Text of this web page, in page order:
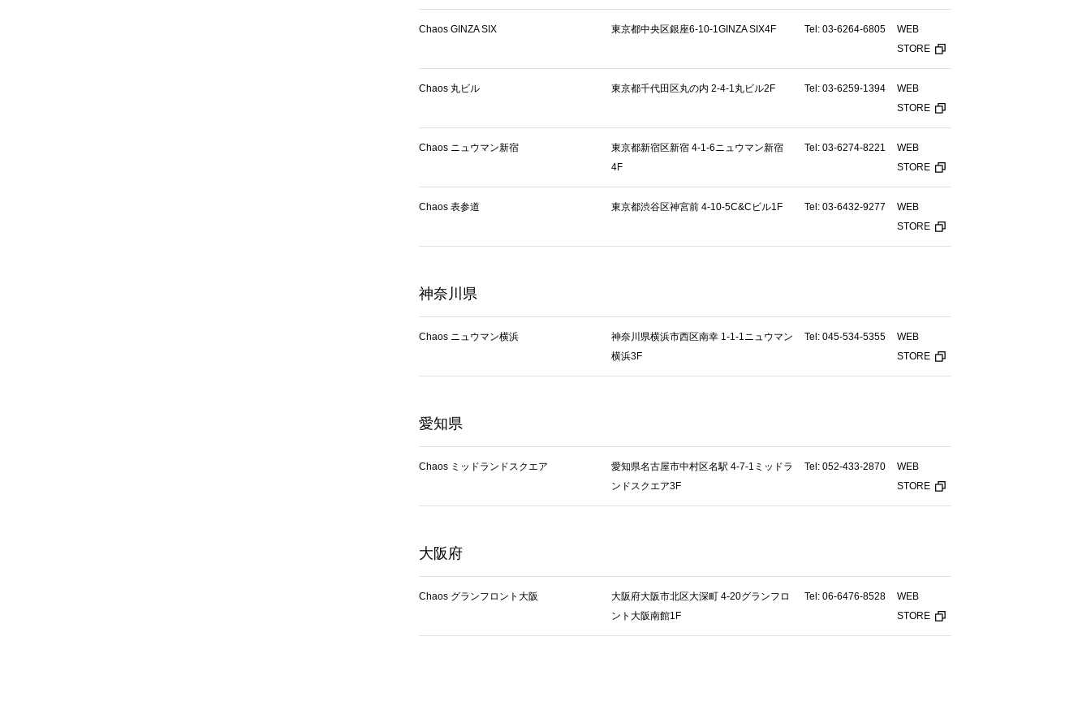
Chaos GINZA SIX 東京都中央区銀座6-10-1GINZA SIX4F Tel: 03-6264-6805
WEB
STORE
Chaos 丸ビル 東京都千代田区丸の内 2-4-1丸ビル2F Tel: 03-6259-1394
WEB
STORE
Chaos ニュウマン新宿
東京都新宿区新宿 4-1-6ニュウマン新宿
4F
Tel: 03-6274-8221
WEB
STORE
Chaos 表参道 東京都渋谷区神宮前 4-10-5C&Cビル1F Tel: 03-6432-9277
WEB
STORE
神奈川県
Chaos ニュウマン横浜
神奈川県横浜市西区南幸 1-1-1ニュウマン
横浜3F
Tel: 045-534-5355
WEB
STORE
愛知県
Chaos ミッドランドスクエア
愛知県名古屋市中村区名駅 4-7-1ミッドラ
ンドスクエア3F
Tel: 052-433-2870
WEB
STORE
大阪府
Chaos グランフロント大阪
大阪府大阪市北区大深町 4-20グランフロ
ント大阪南館1F
Tel: 06-6476-8528
WEB
STORE